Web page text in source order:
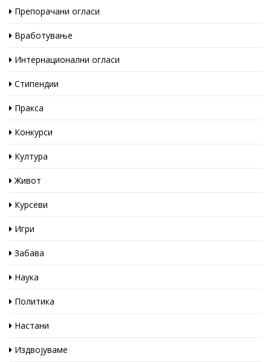
Препорачани огласи
Вработување
Интернационални огласи
Стипендии
Пракса
Конкурси
Култура
Живот
Курсеви
Игри
Забава
Наука
Политика
Настани
Издвојуваме